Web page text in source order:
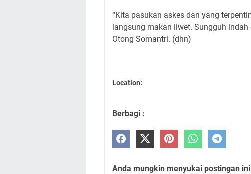
“Kita pasukan askes dan yang
langsung makan liwet. Sungguh indah
Otong Somantri. (dhn)
Location:
Berbagi :
Anda mungkin menyukai postingan